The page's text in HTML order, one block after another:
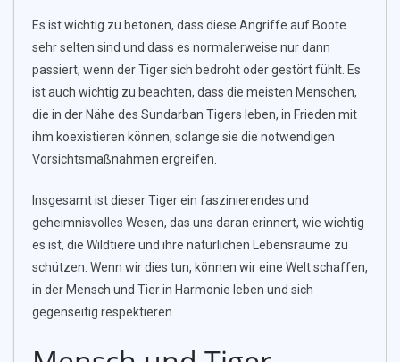
Es ist wichtig zu betonen, dass diese Angriffe auf Boote
sehr selten sind und dass es normalerweise nur dann
passiert, wenn der Tiger sich bedroht oder gestört fühlt. Es
ist auch wichtig zu beachten, dass die meisten Menschen,
die in der Nähe des Sundarban Tigers leben, in Frieden mit
ihm koexistieren können, solange sie die notwendigen
Vorsichtsmaßnahmen ergreifen.
Insgesamt ist dieser Tiger ein faszinierendes und
geheimnisvolles Wesen, das uns daran erinnert, wie wichtig
es ist, die Wildtiere und ihre natürlichen Lebensräume zu
schützen. Wenn wir dies tun, können wir eine Welt schaffen,
in der Mensch und Tier in Harmonie leben und sich
gegenseitig respektieren.